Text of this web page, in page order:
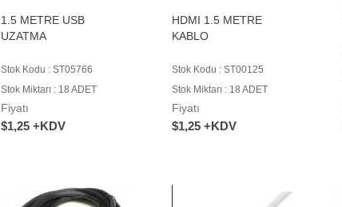
1.5 METRE USB
UZATMA
Stok Kodu : ST05766
Stok Miktarı : 18 ADET
Fiyatı
$1,25 +KDV
HDMI 1.5 METRE
KABLO
Stok Kodu : ST00125
Stok Miktarı : 18 ADET
Fiyatı
$1,25 +KDV